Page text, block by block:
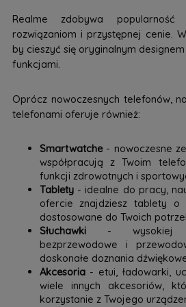
Realme zdobywa popularność
rozwiązaniom i przystępnej cenie.
by cieszyć się oryginalnym
funkcjami.
Oprócz nowoczesnych telefonów,
telefonami oferuje również:
Smartwatche- nowoczesne
współpracują z Twoim
funkcji zdrowotnych i
Tablety- idealne do pracy,
ofercie znajdziesz tablety o
dostosowane do Twoich
Słuchawki- wysokiej
bezprzewodowe i
doskonałe doznania
Akcesoria- etui, ładowarki,
wiele innych akcesoriów,
korzystanie z Twojego